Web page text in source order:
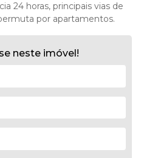
24 horas, principais vias de
por apartamentos.
neste imóvel!